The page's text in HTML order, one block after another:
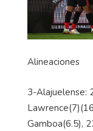
Alineaciones
3-Alajuelense:
Gamboa(6.5),